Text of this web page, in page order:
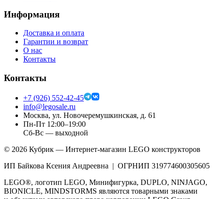
Информация
Доставка и оплата
Гарантии и возврат
О нас
Контакты
Контакты
+7 (926) 552-42-45
info@legosale.ru
Москва, ул. Новочеремушкинская, д. 61
Пн-Пт 12:00–19:00
Сб-Вс — выходной
© 2026 Кубрик — Интернет-магазин LEGO конструкторов
ИП Байкова Ксения Андреевна | ОГРНИП 319774600305605
LEGO®, логотип LEGO, Минифигурка, DUPLO, NINJAGO,
BIONICLE, MINDSTORMS являются товарными знаками